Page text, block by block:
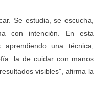
Se estudia, se escucha,
con intención. En esta
una técnica,
la de cuidar con manos
visibles”, afirma la